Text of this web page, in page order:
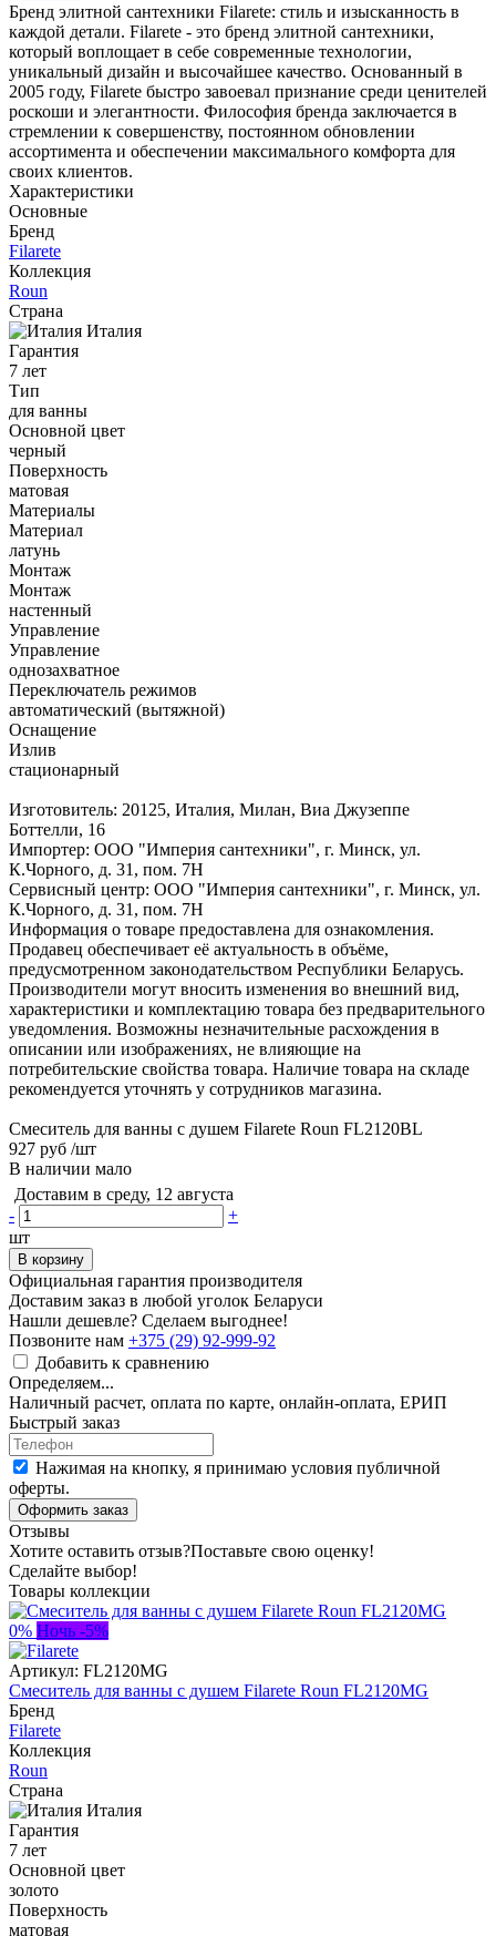
Бренд элитной сантехники Filarete: стиль и изысканность в
каждой детали. Filarete - это бренд элитной сантехники,
который воплощает в себе современные технологии,
уникальный дизайн и высочайшее качество. Основанный в
2005 году, Filarete быстро завоевал признание среди ценителей
роскоши и элегантности. Философия бренда заключается в
стремлении к совершенству, постоянном обновлении
ассортимента и обеспечении максимального комфорта для
своих клиентов.
Характеристики
Основные
Бренд
Filarete
Коллекция
Roun
Страна
Италия
Гарантия
7 лет
Тип
для ванны
Основной цвет
черный
Поверхность
матовая
Материалы
Материал
латунь
Монтаж
Монтаж
настенный
Управление
Управление
однозахватное
Переключатель режимов
автоматический (вытяжной)
Оснащение
Излив
стационарный
Изготовитель: 20125, Италия, Милан, Виа Джузеппе
Боттелли, 16
Импортер: ООО "Империя сантехники", г. Минск, ул.
К.Чорного, д. 31, пом. 7Н
Сервисный центр: ООО "Империя сантехники", г. Минск, ул.
К.Чорного, д. 31, пом. 7Н
Информация о товаре предоставлена для ознакомления.
Продавец обеспечивает её актуальность в объёме,
предусмотренном законодательством Республики Беларусь.
Производители могут вносить изменения во внешний вид,
характеристики и комплектацию товара без предварительного
уведомления. Возможны незначительные расхождения в
описании или изображениях, не влияющие на
потребительские свойства товара. Наличие товара на складе
рекомендуется уточнять у сотрудников магазина.
Смеситель для ванны с душем Filarete Roun FL2120BL
927 руб /шт
В наличии мало
Доставим в среду, 12 августа
-
+
шт
В корзину
Официальная гарантия производителя
Доставим заказ в любой уголок Беларуси
Нашли дешевле? Сделаем выгоднее!
Позвоните нам +375 (29) 92-999-92
Добавить к сравнению
Определяем...
Наличный расчет, оплата по карте, онлайн-оплата, ЕРИП
Быстрый заказ
Нажимая на кнопку, я принимаю условия публичной
оферты.
Оформить заказ
Отзывы
Хотите оставить отзыв?Поставьте свою оценку!
Сделайте выбор!
Товары коллекции
0% Ночь -5%
Артикул: FL2120MG
Смеситель для ванны с душем Filarete Roun FL2120MG
Бренд
Filarete
Коллекция
Roun
Страна
Италия
Гарантия
7 лет
Основной цвет
золото
Поверхность
матовая